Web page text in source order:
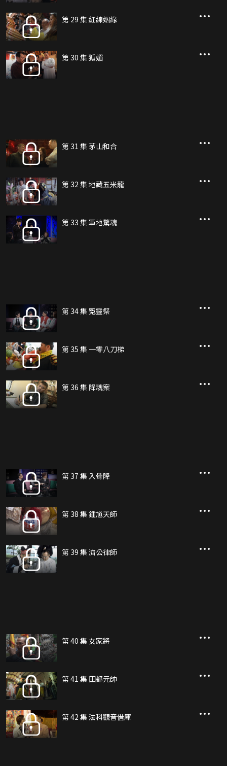
第 29 集 紅線姻緣
第 30 集 狐媚
第 31 集 茅山和合
第 32 集 地藏五米龍
第 33 集 軍地驚魂
第 34 集 冤靈祭
第 35 集 一零八刀梯
第 36 集 降魂案
第 37 集 入骨降
第 38 集 鍾馗天師
第 39 集 濟公律師
第 40 集 女家將
第 41 集 田都元帥
第 42 集 法科觀音借庫